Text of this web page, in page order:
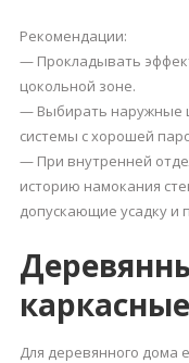
Рекомендации:
— Прокладывать
цокольной зоне.
— Выбирать наружные
системы с хорошей
— При внутренней
историю намокания
допускающие усадку и
Для деревянного дома